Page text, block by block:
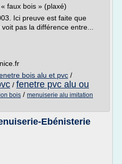
faux bois » (plaxé)
Ici preuve est faite que
pas la différence entre...
bois alu et pvc /
/ fenetre pvc alu ou
bois / menuiserie alu imitation
Ebénisterie